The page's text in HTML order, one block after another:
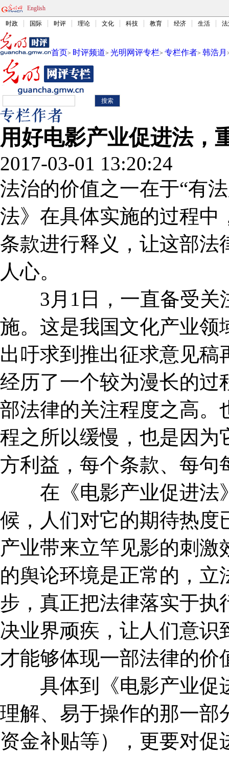
English
时政 国际 时评 理论 文化 科技 教育 经济 生活
首页> 时评频道> 光明网评专栏> 专栏作者> 韩浩月
用好电影产业促进法，
2017-03-01 13:20:24
法治的价值之一在于“有
法》在具体实施的过程中
条款进行释义，让这部法
人心。
3月1日，一直备受关
施。这是我国文化产业领
出吁求到推出征求意见
经历了一个较为漫长的过
部法律的关注程度之高。
程之所以缓慢，也是因为
方利益，每个条款、每句
在《电影产业促进法
候，人们对它的期待热度
产业带来立竿见影的刺
的舆论环境是正常的，
步，真正把法律落实于执
决业界顽疾，让人们意
才能够体现一部法律的价
具体到《电影产业促
理解、易于操作的那一部
资金补贴等），更要对